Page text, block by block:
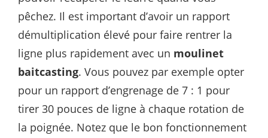
pêchez. Il est important d’avoir un rapport
démultiplication élevé pour faire rentrer la
ligne plus rapidement avec un moulinet
baitcasting. Vous pouvez par exemple opter
pour un rapport d’engrenage de 7 : 1 pour
tirer 30 pouces de ligne à chaque rotation de
la poignée. Notez que le bon fonctionnement